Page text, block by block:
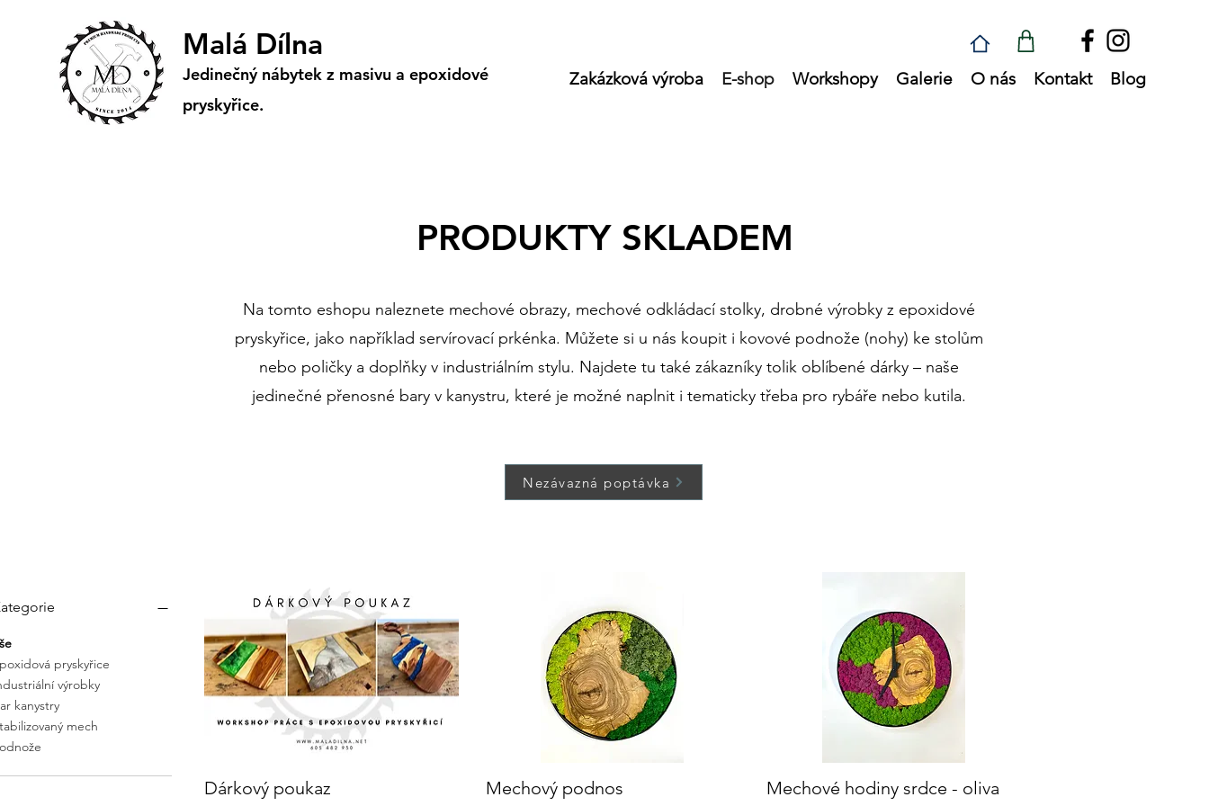
Malá Dílna
Jedinečný nábytek z masivu a epoxidové
pryskyřice.
Zakázková výroba E-shop Workshopy Galerie O nás Kontakt Blog
PRODUKTY SKLADEM
Na tomto eshopu naleznete mechové obrazy, mechové odkládací stolky, drobné výrobky z epoxidové
pryskyřice, jako například servírovací prkénka. Můžete si u nás koupit i kovové podnože (nohy) ke stolům
nebo poličky a doplňky v industriálním stylu. Najdete tu také zákazníky tolik oblíbené dárky – naše
jedinečné přenosné bary v kanystru, které je možné naplnit i tematicky třeba pro rybáře nebo kutila.
Nezávazná poptávka
pryskyřice
výrobky
kanystry
mech
Rychlý náhled
Dárkový poukaz Rychlý náhled
Mechový podnos Rychlý náhled
Mechové hodiny srdce - oliva